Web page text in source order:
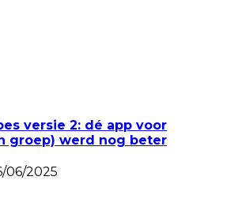
versie 2: dé app voor
groep) werd nog beter
06/2025